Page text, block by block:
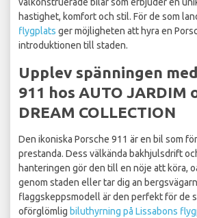
hastighet, komfort och stil. För de som
flygplats ger möjligheten att hyra en
introduktionen till staden.
Upplev spänningen
911 hos AUTO JARDIM
DREAM COLLECTION
Den ikoniska Porsche 911 är en bil som
prestanda. Dess välkända bakhjulsdrift
hanteringen gör den till en nöje att köra,
genom staden eller tar dig an
flaggskeppsmodell är den perfekt för de
oförglömlig biluthyrning på Lissabons